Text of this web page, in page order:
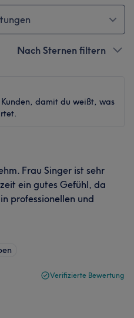
Nach Sternen filtern
damit du weißt, was
Frau Singer ist sehr
ein gutes Gefühl, da
professionellen und
Verifizierte Bewertung